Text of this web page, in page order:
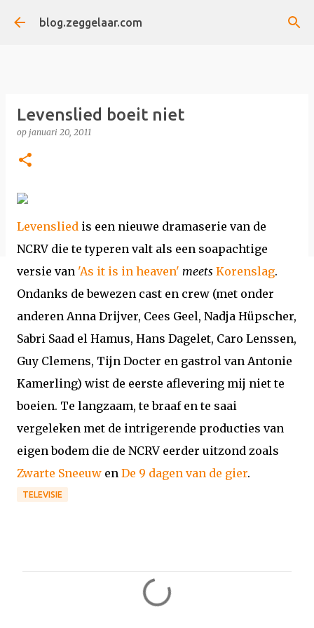
Doorgaan naar hoofdcontent
blog.zeggelaar.com
Levenslied boeit niet
op januari 20, 2011
Levenslied is een nieuwe dramaserie van de
NCRV die te typeren valt als een soapachtige
versie van 'As it is in heaven' meets Korenslag.
Ondanks de bewezen cast en crew (met onder
anderen Anna Drijver, Cees Geel, Nadja Hüpscher,
Sabri Saad el Hamus, Hans Dagelet, Caro Lenssen,
Guy Clemens, Tijn Docter en gastrol van Antonie
Kamerling) wist de eerste aflevering mij niet te
boeien. Te langzaam, te braaf en te saai
vergeleken met de intrigerende producties van
eigen bodem die de NCRV eerder uitzond zoals
Zwarte Sneeuw en De 9 dagen van de gier.
TELEVISIE